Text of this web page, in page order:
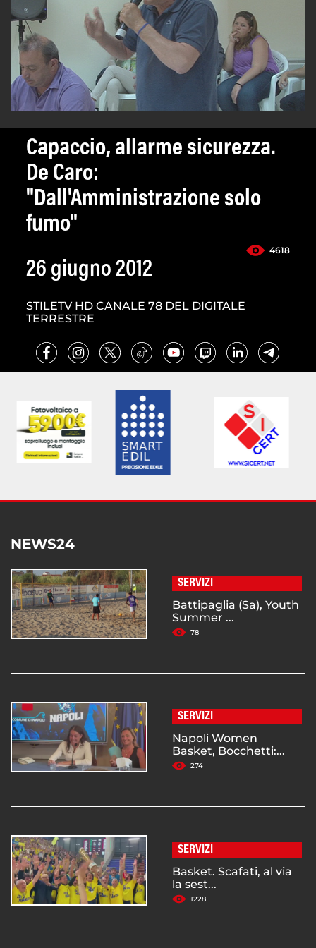
Capaccio, allarme sicurezza.
De Caro:
"Dall'Amministrazione solo
fumo"
4618
26 giugno 2012
STILETV HD CANALE 78 DEL DIGITALE
TERRESTRE
NEWS24
SERVIZI
Battipaglia (Sa), Youth
Summer ...
78
SERVIZI
Napoli Women
Basket, Bocchetti:...
274
SERVIZI
Basket. Scafati, al via
la sest...
1228